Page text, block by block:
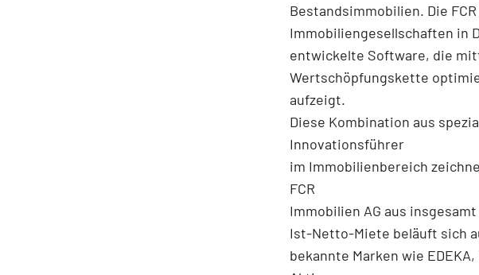
Bestandsimmobilien. Die
Immobiliengesellschaften in
entwickelte Software, die
Wertschöpfungskette
aufzeigt.
Diese Kombination aus
Innovationsführer
im Immobilienbereich
FCR
Immobilien AG aus
Ist-Netto-Miete beläuft sich
bekannte Marken wie EDEKA,